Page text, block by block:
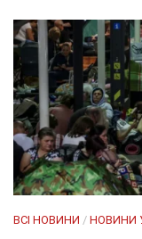
ВСІ НОВИНИ / НОВИНИ